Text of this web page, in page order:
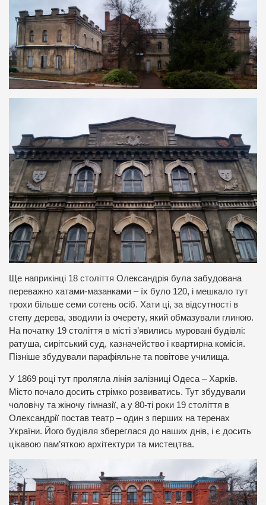
Ще наприкінці 18 століття Олександрія була забудована
переважно хатами-мазанками – їх було 120, і мешкало тут
трохи більше семи сотень осіб. Хати ці, за відсутності в
степу дерева, зводили із очерету, який обмазували глиною.
На початку 19 століття в місті з’явились муровані будівлі:
ратуша, сирітський суд, казначейство і квартирна комісія.
Пізніше збудували парафіяльне та повітове училища.
У 1869 році тут пролягла лінія залізниці Одеса – Харків.
Місто почало досить стрімко розвиватись. Тут збудували
чоловічу та жіночу гімназії, а у 80-ті роки 19 століття в
Олександрії постав театр – один з перших на теренах
України. Його будівля збереглася до наших днів, і є досить
цікавою пам’яткою архітектури та мистецтва.